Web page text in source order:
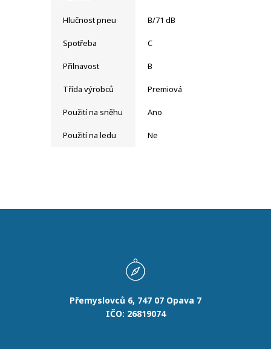
Hlučnost pneu B/71 dB
Spotřeba C
Přilnavost B
Třída výrobců Premiová
Použití na sněhu Ano
Použití na ledu Ne
Přemyslovců 6, 747 07 Opava 7
IČO: 26819074